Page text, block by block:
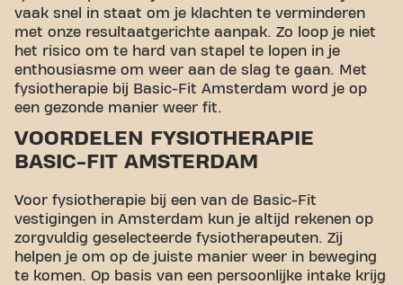
vaak snel in staat om je klachten te verminderen
met onze resultaatgerichte aanpak. Zo loop je niet
het risico om te hard van stapel te lopen in je
enthousiasme om weer aan de slag te gaan. Met
fysiotherapie bij Basic-Fit Amsterdam word je op
een gezonde manier weer fit.
VOORDELEN FYSIOTHERAPIE
BASIC-FIT AMSTERDAM
Voor fysiotherapie bij een van de Basic-Fit
vestigingen in Amsterdam kun je altijd rekenen op
zorgvuldig geselecteerde fysiotherapeuten. Zij
helpen je om op de juiste manier weer in beweging
te komen. Op basis van een persoonlijke intake krijg